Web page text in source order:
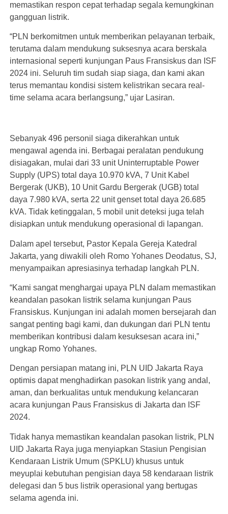
memastikan respon cepat terhadap segala kemungkinan
gangguan listrik.
“PLN berkomitmen untuk memberikan pelayanan terbaik,
terutama dalam mendukung suksesnya acara berskala
internasional seperti kunjungan Paus Fransiskus dan ISF
2024 ini. Seluruh tim sudah siap siaga, dan kami akan
terus memantau kondisi sistem kelistrikan secara real-
time selama acara berlangsung,” ujar Lasiran.
Sebanyak 496 personil siaga dikerahkan untuk
mengawal agenda ini. Berbagai peralatan pendukung
disiagakan, mulai dari 33 unit Uninterruptable Power
Supply (UPS) total daya 10.970 kVA, 7 Unit Kabel
Bergerak (UKB), 10 Unit Gardu Bergerak (UGB) total
daya 7.980 kVA, serta 22 unit genset total daya 26.685
kVA. Tidak ketinggalan, 5 mobil unit deteksi juga telah
disiapkan untuk mendukung operasional di lapangan.
Dalam apel tersebut, Pastor Kepala Gereja Katedral
Jakarta, yang diwakili oleh Romo Yohanes Deodatus, SJ,
menyampaikan apresiasinya terhadap langkah PLN.
“Kami sangat menghargai upaya PLN dalam memastikan
keandalan pasokan listrik selama kunjungan Paus
Fransiskus. Kunjungan ini adalah momen bersejarah dan
sangat penting bagi kami, dan dukungan dari PLN tentu
memberikan kontribusi dalam kesuksesan acara ini,”
ungkap Romo Yohanes.
Dengan persiapan matang ini, PLN UID Jakarta Raya
optimis dapat menghadirkan pasokan listrik yang andal,
aman, dan berkualitas untuk mendukung kelancaran
acara kunjungan Paus Fransiskus di Jakarta dan ISF
2024.
Tidak hanya memastikan keandalan pasokan listrik, PLN
UID Jakarta Raya juga menyiapkan Stasiun Pengisian
Kendaraan Listrik Umum (SPKLU) khusus untuk
meyuplai kebutuhan pengisian daya 58 kendaraan listrik
delegasi dan 5 bus listrik operasional yang bertugas
selama agenda ini.